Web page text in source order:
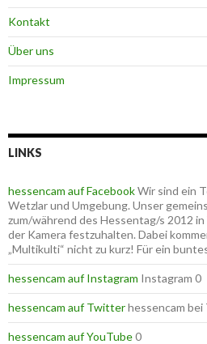
Kontakt
Über uns
Impressum
LINKS
hessencam auf FacebookWir sind ein
Wetzlar und Umgebung. Unser
zum/während des Hessentag/s 2012
der Kamera festzuhalten. Dabei
„Multikulti“ nicht zu kurz! Für ein
hessencam auf Instagram Instagram 0
hessencam auf Twitterhessencam
hessencam auf YouTube0